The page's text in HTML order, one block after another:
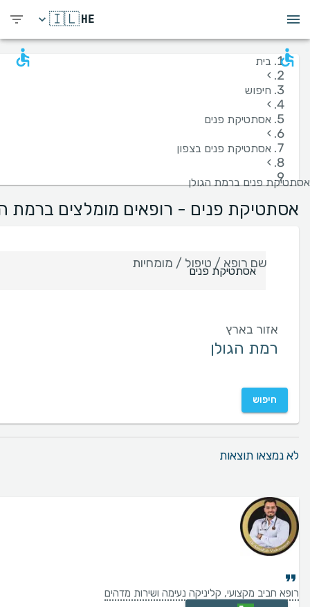
HE
🇮🇱
בית
›
חיפוש
›
אסתטיקת פנים
›
אסתטיקת פנים בצפון
›
אסתטיקת פנים ברמת הגולן
אסתטיקת פנים - רופאים מומלצים ברמת
שם רופא / טיפול / מומחיות
אזור בארץ
חיפוש
לא נמצאו תוצאות
רופא חביב מקצועי, קליניקה נעימה ושירות מדהים